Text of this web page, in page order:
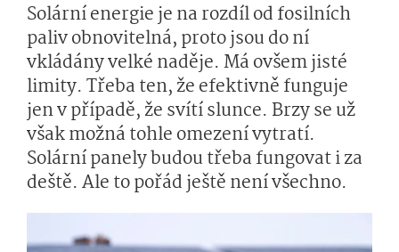
Solární energie je na rozdíl od fosilních
paliv obnovitelná, proto jsou do ní
vkládány velké naděje. Má ovšem jisté
limity. Třeba ten, že efektivně funguje
jen v případě, že svítí slunce. Brzy se už
však možná tohle omezení vytratí.
Solární panely budou třeba fungovat i za
deště. Ale to pořád ještě není všechno.